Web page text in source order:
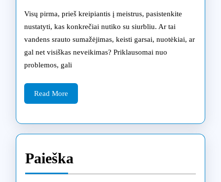
patarimais
pasiruošti
siurblių
Visų pirma, prieš kreipiantis į meistrus, pasistenkite
nustatyti, kas konkrečiai nutiko su siurbliu. Ar tai
vandens srauto sumažėjimas, keisti garsai, nuotėkiai, ar
gal net visiškas neveikimas? Priklausomai nuo
problemos, gali
Read More
More
Paieška